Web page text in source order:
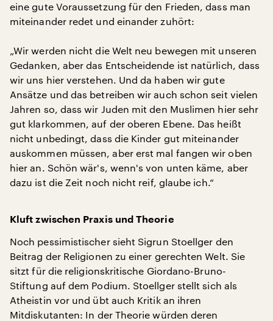
eine gute Voraussetzung für den Frieden, dass man
miteinander redet und einander zuhört:
„Wir werden nicht die Welt neu bewegen mit unseren
Gedanken, aber das Entscheidende ist natürlich, dass
wir uns hier verstehen. Und da haben wir gute
Ansätze und das betreiben wir auch schon seit vielen
Jahren so, dass wir Juden mit den Muslimen hier sehr
gut klarkommen, auf der oberen Ebene. Das heißt
nicht unbedingt, dass die Kinder gut miteinander
auskommen müssen, aber erst mal fangen wir oben
hier an. Schön wär's, wenn's von unten käme, aber
dazu ist die Zeit noch nicht reif, glaube ich.“
Kluft zwischen Praxis und Theorie
Noch pessimistischer sieht Sigrun Stoellger den
Beitrag der Religionen zu einer gerechten Welt. Sie
sitzt für die religionskritische Giordano-Bruno-
Stiftung auf dem Podium. Stoellger stellt sich als
Atheistin vor und übt auch Kritik an ihren
Mitdiskutanten: In der Theorie würden deren